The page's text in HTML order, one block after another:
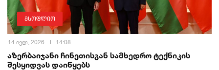
მსოფლიო
14 ივლ, 2026 14:08
აზერბაიჯანი ჩინეთისგან სამხედრო ტექნიკის
შესყიდვას დაიწყებს